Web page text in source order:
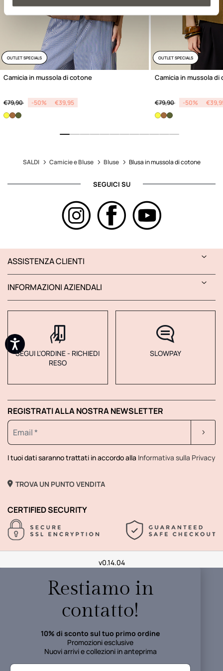
OUTLET SPECIALS
Camicia in mussola di cotone
Price reduced from
€79,90 to -50% €39,95
OUTLET SPECIALS
Camicia in mussola di
Price reduced from
€79,90 to -50%
SALDI Camicie e Bluse Bluse Blusa in mussola di cotone
SEGUICI SU
ASSISTENZA CLIENTI
INFORMAZIONI AZIENDALI
SEGUI L'ORDINE - RICHIEDI
RESO
SLOWPAY
REGISTRATI ALLA NOSTRA NEWSLETTER
I tuoi dati saranno trattati in accordo alla Informativa sulla Privacy
TROVA UN PUNTO VENDITA
CERTIFIED SECURITY
v0.14.04
Restiamo in
contatto!
10% di sconto sul tuo primo ordine
Promozioni esclusive
Nuovi arrivi e collezioni in anteprima